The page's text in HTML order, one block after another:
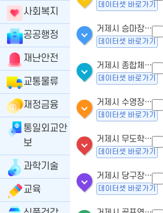
데이터셋 바로가기
거제시 승마장업- 인허가
데이터셋 바로가기
거제시 종합체육시설업 - 인허가
데이터셋 바로가기
거제시 수영장업 - 인허가
데이터셋 바로가기
거제시 무도학원업 - 인허가
데이터셋 바로가기
거제시 당구장업 - 인허가
데이터셋 바로가기
사회복지
공공행정
재난안전
교통물류
재정금융
통일외교안
보
과학기술
교육